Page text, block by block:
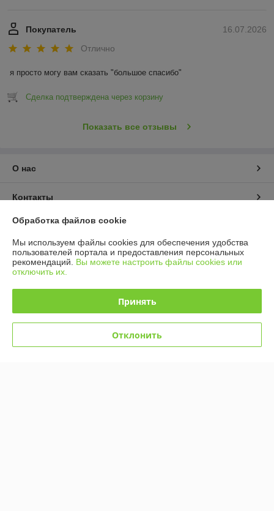
16.07.2026
Покупатель
Отлично
я просто могу вам сказать "большое спасибо"
Сделка подтверждена через корзину
Показать все отзывы
О нас
Контакты
Доставка и оплата
График работы
Политика обработки cookies
Сайт создан на платформе Deal.by
Обработка файлов cookie
Мы используем файлы cookies для обеспечения удобства
пользователей портала и предоставления персональных
рекомендаций. Вы можете настроить файлы cookies или
отключить их.
Принять
Отклонить